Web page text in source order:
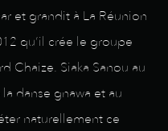
et grandit à La Réunion
qu’il crée le groupe
Chaize. Siaka Sanou au
danse gnawa et au
naturellement ce